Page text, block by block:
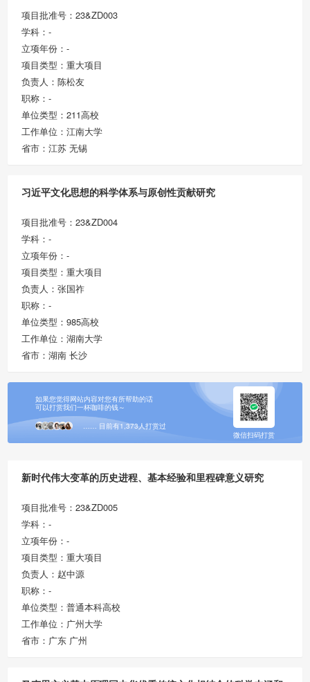
项目批准号：23&ZD003
学科：-
立项年份：-
项目类型：重大项目
负责人：陈松友
职称：-
单位类型：211高校
工作单位：江南大学
省市：江苏 无锡
习近平文化思想的科学体系与原创性贡献研究
项目批准号：23&ZD004
学科：-
立项年份：-
项目类型：重大项目
负责人：张国祚
职称：-
单位类型：985高校
工作单位：湖南大学
省市：湖南 长沙
如果您觉得网站内容对您有所帮助的话
可以打赏我们一杯咖啡的钱～
…… 目前有1,373人打赏过
微信扫码打赏
新时代伟大变革的历史进程、基本经验和里程碑意义研究
项目批准号：23&ZD005
学科：-
立项年份：-
项目类型：重大项目
负责人：赵中源
职称：-
单位类型：普通本科高校
工作单位：广州大学
省市：广东 广州